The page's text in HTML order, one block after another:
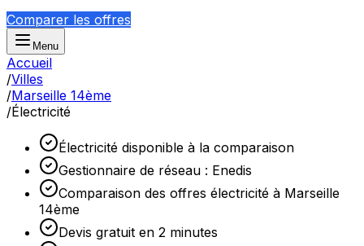
Comparer les offres
Menu
Accueil
/Villes
/Marseille 14ème
/Électricité
Électricité disponible à la comparaison
Gestionnaire de réseau : Enedis
Comparaison des offres électricité à Marseille
14ème
Devis gratuit en 2 minutes